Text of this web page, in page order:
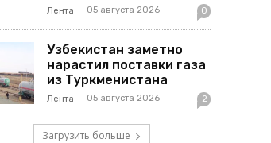
Лента 05 августа 2026 0
Узбекистан заметно
нарастил поставки газа
из Туркменистана
Лента 05 августа 2026 2
Загрузить больше